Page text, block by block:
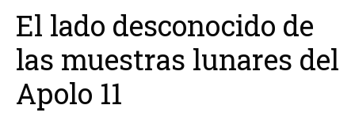
El lado desconocido de
las muestras lunares del
Apolo 11